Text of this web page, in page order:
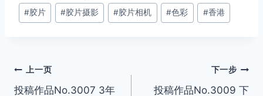
标
#胶片 #胶片摄影 #胶片相机 #色彩 #香港
文上一页
投稿作品No.3007 3年
下一步
投稿作品No.3009 下